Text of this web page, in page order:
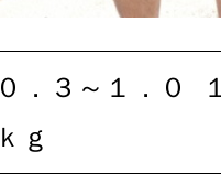
０．３～１．０
ｋｇ